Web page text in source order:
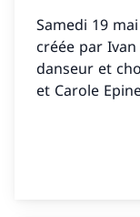
Samedi 19
créée par
danseur et
et Carole